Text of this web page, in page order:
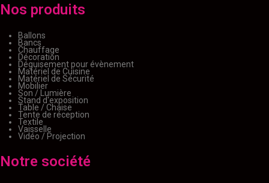
Nos produits
Ballons
Bancs
Chauffage
Décoration
Déguisement pour évènement
Matériel de Cuisine
Matériel de Sécurité
Mobilier
Son / Lumière
Stand d'exposition
Table / Chaise
Tente de réception
Textile
Vaisselle
Vidéo / Projection
Notre société